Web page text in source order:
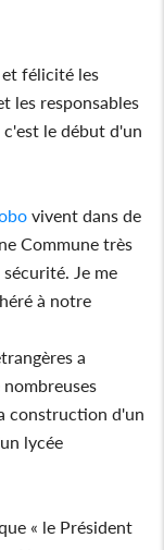
félicité les
les responsables
c'est le début d'un
vivent dans de
Commune très
Je me
à notre
a
construction d'un
lycée
« le Président